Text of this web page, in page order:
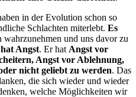
in der Evolution schon so
Schlachten miterlebt. Es
wahrzunehmen und uns davor zu
Angst. Er hat Angst vor
Angst vor Ablehnung,
nicht geliebt zu werden. Das
die sich wieder und wieder
welche Möglichkeiten wir